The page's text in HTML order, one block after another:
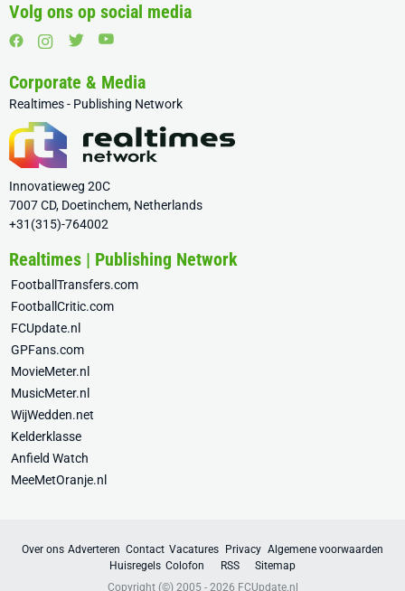
Volg ons op social media
Corporate & Media
Realtimes - Publishing Network
Innovatieweg 20C
7007 CD, Doetinchem, Netherlands
+31(315)-764002
Realtimes | Publishing Network
FootballTransfers.com
FootballCritic.com
FCUpdate.nl
GPFans.com
MovieMeter.nl
MusicMeter.nl
WijWedden.net
Kelderklasse
Anfield Watch
MeeMetOranje.nl
Over ons Adverteren Contact Vacatures Privacy Algemene voorwaarden
Huisregels Colofon RSS
Sitemap
Copyright (©) 2005 - 2026 FCUpdate.nl